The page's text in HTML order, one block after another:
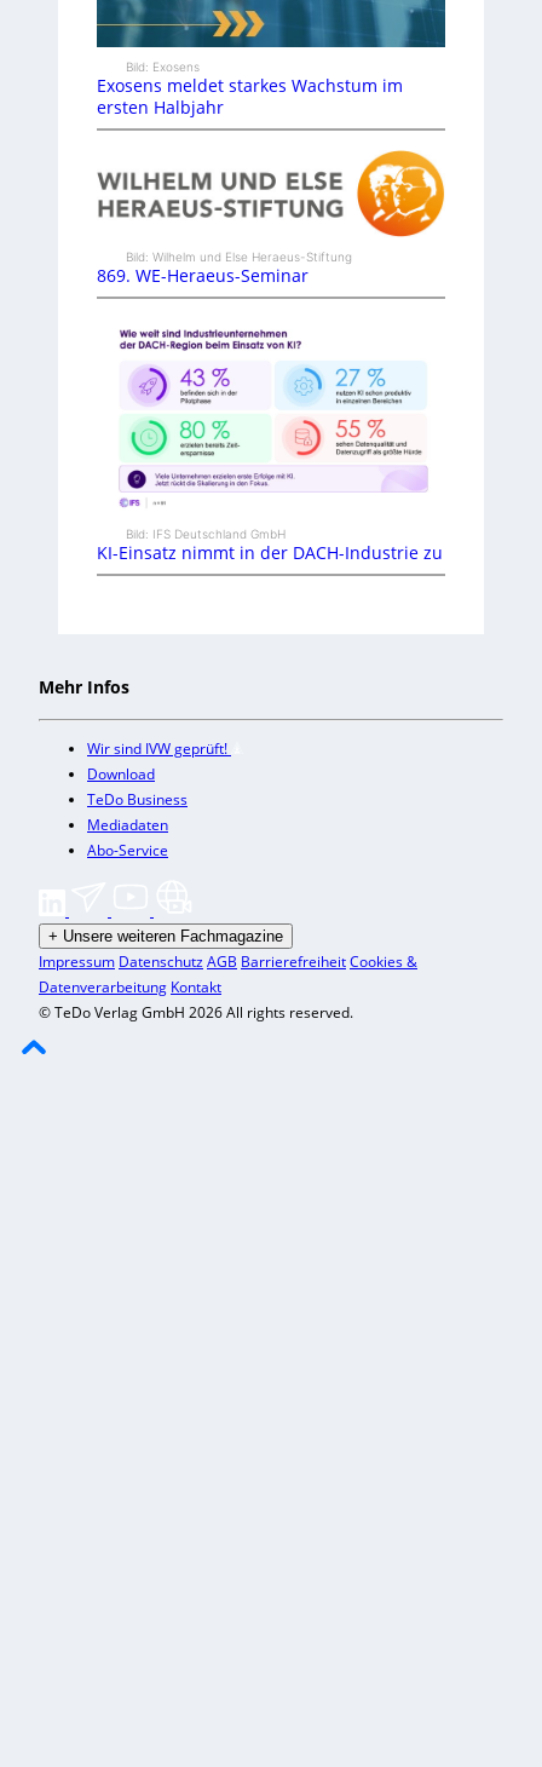
Bild: Exosens
Exosens meldet starkes Wachstum im
ersten Halbjahr
Bild: Wilhelm und Else Heraeus-Stiftung
869. WE-Heraeus-Seminar
Bild: IFS Deutschland GmbH
KI-Einsatz nimmt in der DACH-Industrie zu
Mehr Infos
Wir sind IVW geprüft!
Download
TeDo Business
Mediadaten
Abo-Service
+ Unsere weiteren Fachmagazine
Impressum DatenschutzAGB BarrierefreiheitCookies &
Datenverarbeitung Kontakt
© TeDo Verlag GmbH 2026 All rights reserved.